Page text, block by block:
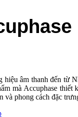
hiệu âm thanh đến từ
mà Accuphase
và phong cách đặc